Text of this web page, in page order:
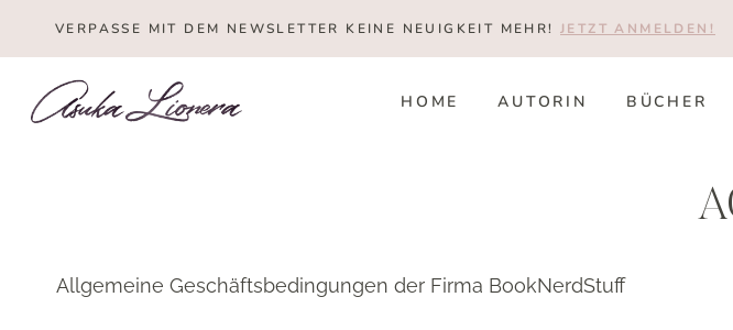
VERPASSE MIT DEM NEWSLETTER KEINE NEUIGKEIT MEHR!JETZT ANMELDEN!
HOME AUTORIN BÜCHER
Allgemeine Geschäftsbedingungen der Firma BookNerdStuff